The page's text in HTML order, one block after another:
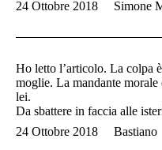
24 Ottobre 2018 Simone
Ho letto l’articolo. La colpa
moglie. La mandante morale
lei.
Da sbattere in faccia alle
24 Ottobre 2018
Bastiano